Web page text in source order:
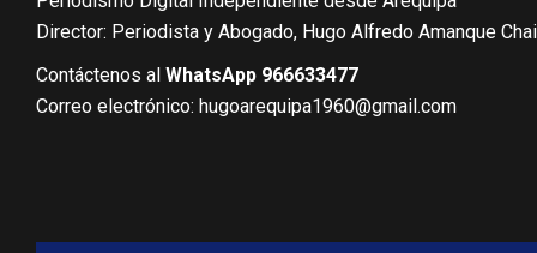
Director: Periodista y Abogado, Hugo Alfredo Amanque
Contáctenos al WhatsApp 966633477
Correo electrónico: hugoarequipa1960@gmail.com